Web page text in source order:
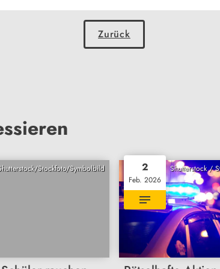
Zurück
Stockfoto/Symbolbild Shutterstock /
2
Feb. 2026